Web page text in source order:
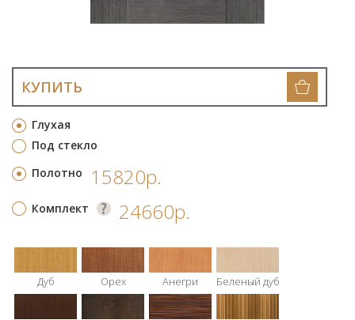
Глухая
Под стекло
КУПИТЬ
Полотно 15820р.
Комплект 24660р.
Дуб Орех Анегри Беленый дуб